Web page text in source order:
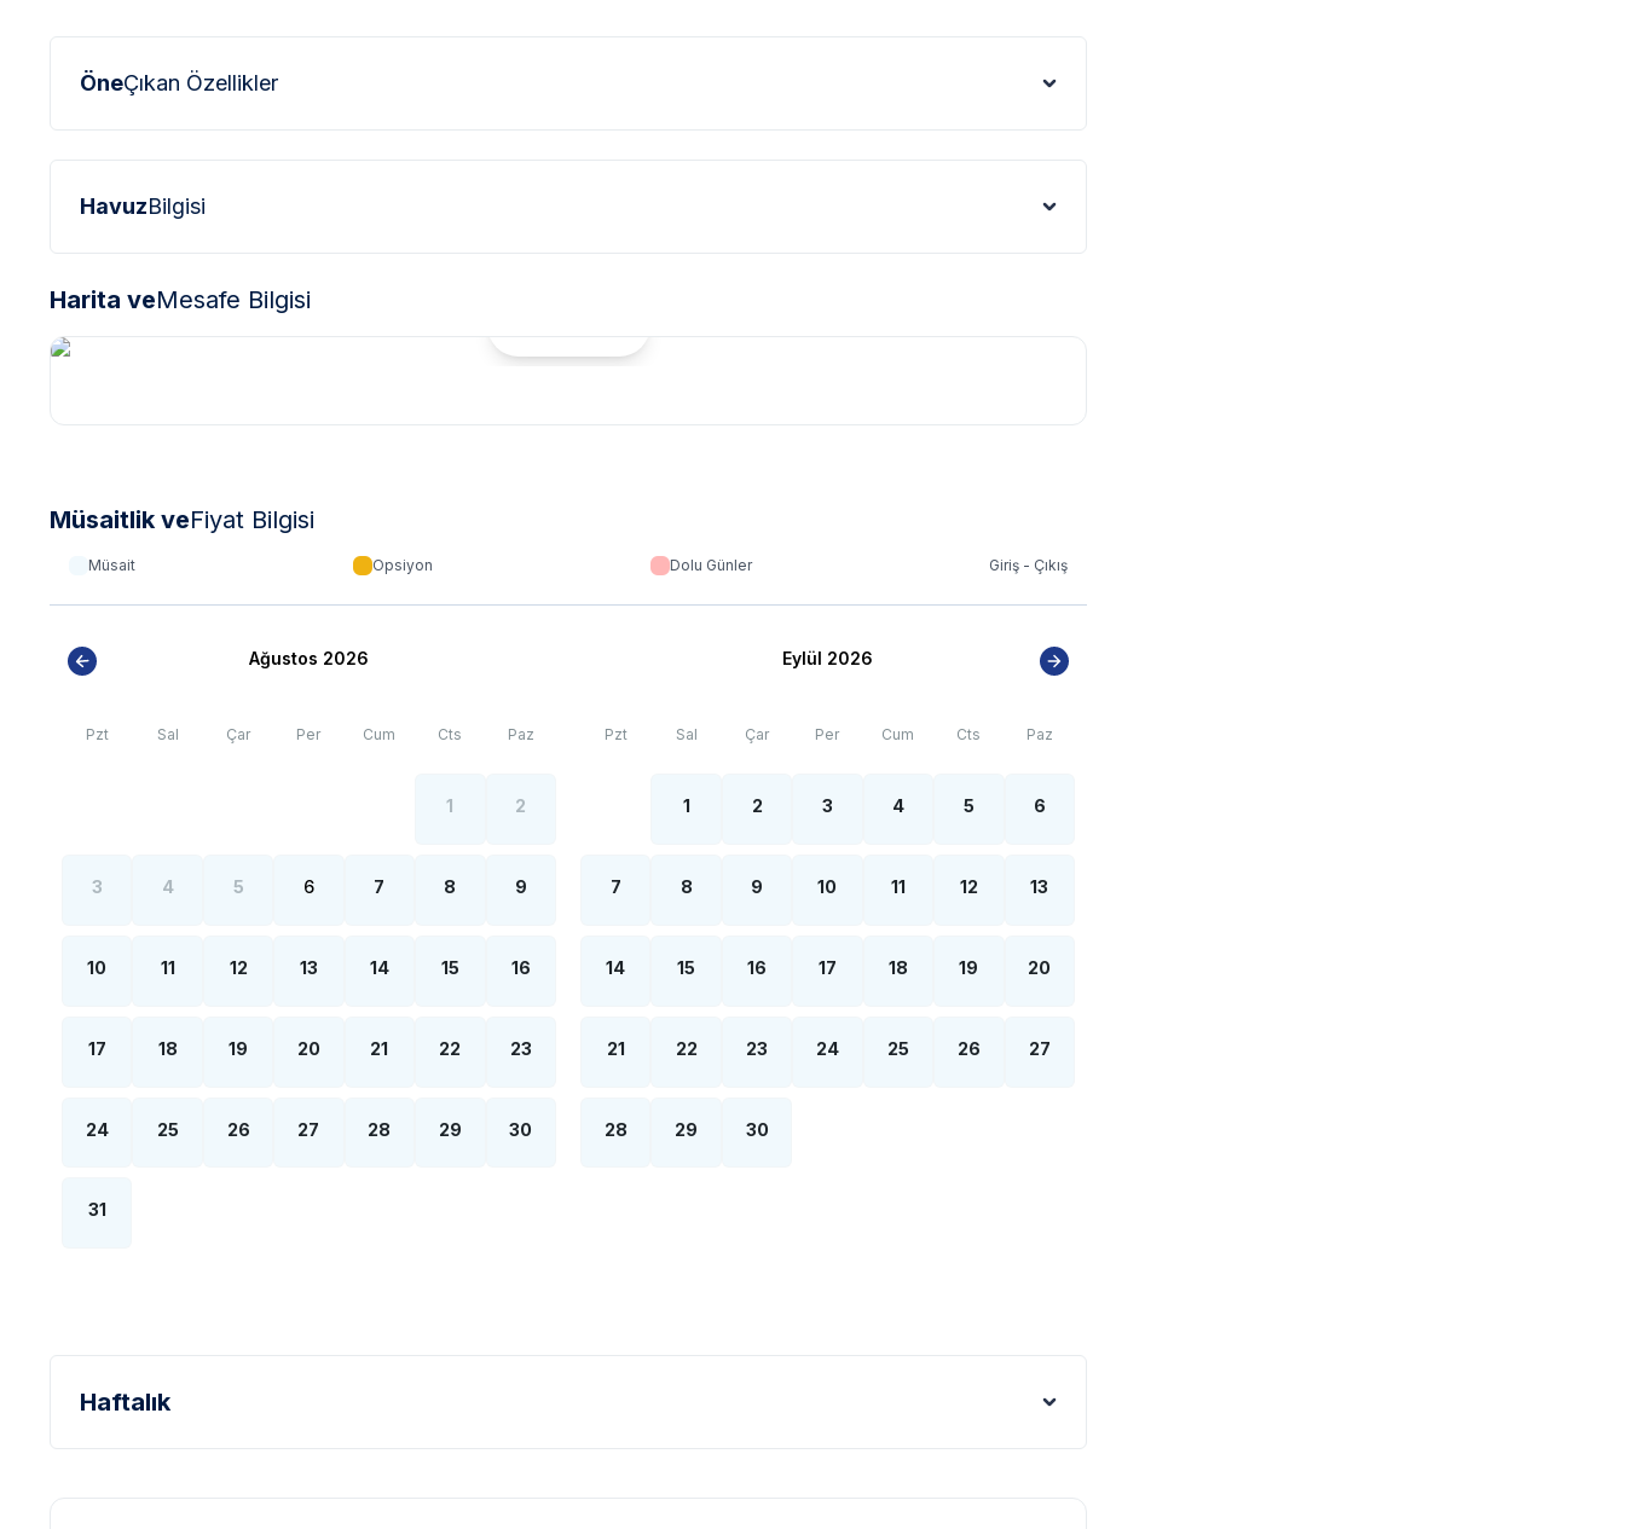
Bu villalarımıza ulaşmak için yokuş yukarı çıkılması gerekmektedir. Bazı villalarımızın ise yolu stabilize(toprak)
olabilmektedir.
elektrik ve su kesintileri yaşanabilmektedir.
ÖneÇıkan Özellikler
HavuzBilgisi
Harita veMesafe Bilgisi
Müsaitlik veFiyat Bilgisi
Müsait Opsiyon Dolu Günler Giriş - Çıkış
Ağustos 2026
Pzt Sal Çar Per Cum Cts Paz
1 2
3 4 5 6 7 8 9
10 11 12 13 14 15 16
17 18 19 20 21 22 23
24 25 26 27 28 29 30
31
Eylül 2026
Pzt Sal Çar Per Cum Cts Paz
1 2 3 4 5 6
7 8 9 10 11 12 13
14 15 16 17 18 19 20
21 22 23 24 25 26 27
28 29 30
Haftalık